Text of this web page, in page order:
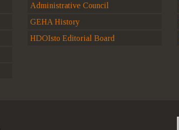
Administrative Council
GEHA History
HDOIsto Editorial Board